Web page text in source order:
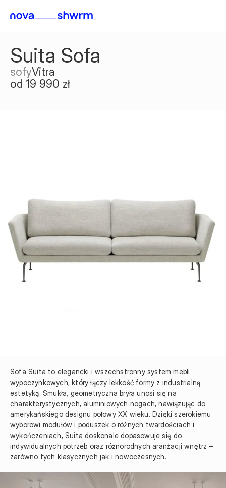
Sofa Suita to elegancki i wszechstronny system mebli
wypoczynkowych, który łączy lekkość formy z industrialną
estetyką. Smukła, geometryczna bryła unosi się na
charakterystycznych, aluminiowych nogach, nawiązując do
amerykańskiego designu połowy XX wieku. Dzięki szerokiemu
wyborowi modułów i poduszek o różnych twardościach i
wykończeniach, Suita doskonale dopasowuje się do
indywidualnych potrzeb oraz różnorodnych aranżacji wnętrz –
zarówno tych klasycznych jak i nowoczesnych.
Suita Sofa
sofyVitra
od 19 990 zł